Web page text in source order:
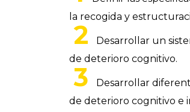
la recogida y
Desarrollar un
de deterioro cognitivo.
Desarrollar
de deterioro cognitivo e